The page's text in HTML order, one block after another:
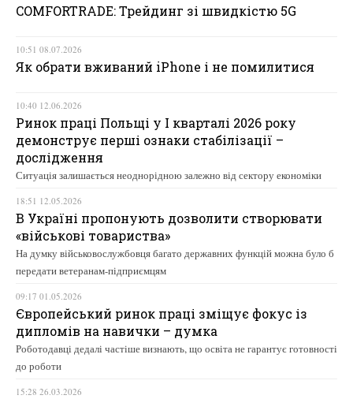
COMFORTRADE: Трейдинг зі швидкістю 5G
10:51 08.07.2026
Як обрати вживаний iPhone і не помилитися
10:40 12.06.2026
Ринок праці Польщі у І кварталі 2026 року
демонструє перші ознаки стабілізації –
дослідження
Ситуація залишається неоднорідною залежно від сектору економіки
18:51 12.05.2026
В Україні пропонують дозволити створювати
«військові товариства»
На думку військовослужбовця багато державних функцій можна було б
передати ветеранам-підприємцям
09:17 01.05.2026
Європейський ринок праці зміщує фокус із
дипломів на навички – думка
Роботодавці дедалі частіше визнають, що освіта не гарантує готовності
до роботи
15:28 26.03.2026